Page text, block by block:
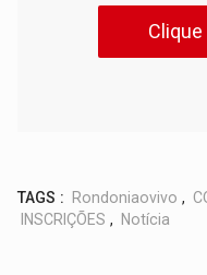
TAGS : Rondoniaovivo ,
INSCRIÇÕES , Notícia